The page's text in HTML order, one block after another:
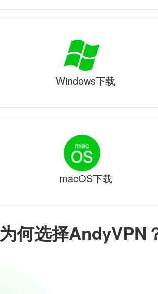
为何选择AndyVPN
Windows下载
macOS下载